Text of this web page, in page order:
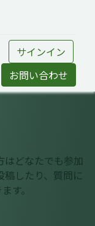
サインイン
お問い合わせ
どなたでも参加
したり、質問に
す。